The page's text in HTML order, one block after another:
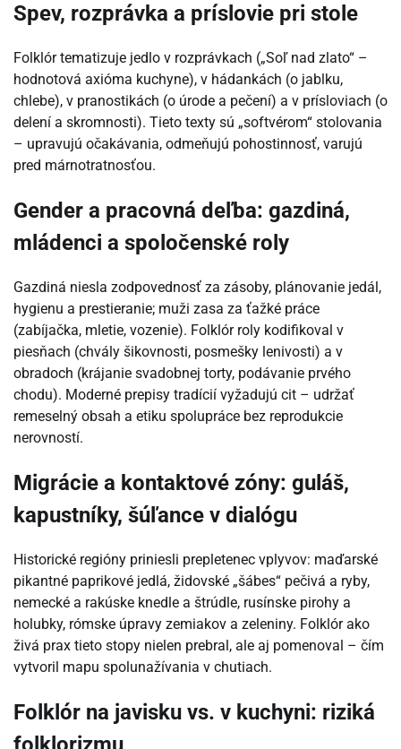
Spev, rozprávka a príslovie pri stole
Folklór tematizuje jedlo v rozprávkach („Soľ nad zlato“ –
hodnotová axióma kuchyne), v hádankách (o jablku,
chlebe), v pranostikách (o úrode a pečení) a v prísloviach (o
delení a skromnosti). Tieto texty sú „softvérom“ stolovania
– upravujú očakávania, odmeňujú pohostinnosť, varujú
pred márnotratnosťou.
Gender a pracovná deľba: gazdiná,
mládenci a spoločenské roly
Gazdiná niesla zodpovednosť za zásoby, plánovanie jedál,
hygienu a prestieranie; muži zasa za ťažké práce
(zabíjačka, mletie, vozenie). Folklór roly kodifikoval v
piesňach (chvály šikovnosti, posmešky lenivosti) a v
obradoch (krájanie svadobnej torty, podávanie prvého
chodu). Moderné prepisy tradícií vyžadujú cit – udržať
remeselný obsah a etiku spolupráce bez reprodukcie
nerovností.
Migrácie a kontaktové zóny: guláš,
kapustníky, šúľance v dialógu
Historické regióny priniesli prepletenec vplyvov: maďarské
pikantné paprikové jedlá, židovské „šábes“ pečivá a ryby,
nemecké a rakúske knedle a štrúdle, rusínske pirohy a
holubky, rómske úpravy zemiakov a zeleniny. Folklór ako
živá prax tieto stopy nielen prebral, ale aj pomenoval – čím
vytvoril mapu spolunažívania v chutiach.
Folklór na javisku vs. v kuchyni: riziká